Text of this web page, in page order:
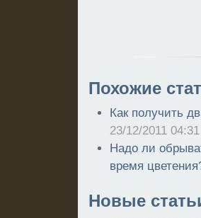
Похожие
Как получить
23/12/2011 04:31
Надо ли
время
Новые